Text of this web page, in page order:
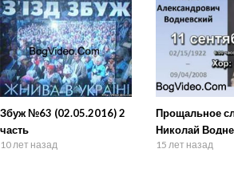
Збуж №63 (02.05.2016) 2
часть
10 лет назад
Прощальное
Николай
15 лет назад